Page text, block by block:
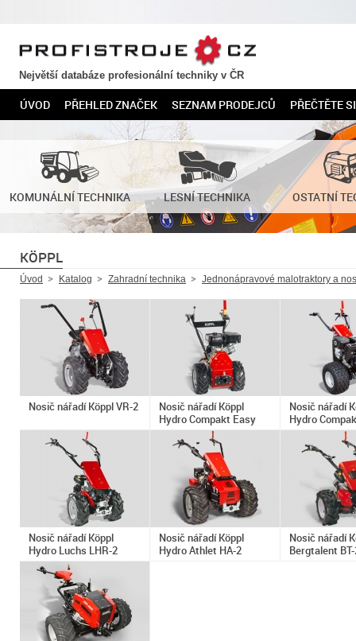
PROFISTROJE.CZ
Největší databáze profesionální techniky v ČR
ÚVOD PŘEHLED ZNAČEK SEZNAM PRODEJCŮ PŘEČTĚTE SI
KOMUNÁLNÍ TECHNIKA LESNÍ TECHNIKA OSTATNÍ
KÖPPL
Úvod Katalog Zahradní technika Jednonápravové malotraktory a
Nosič nářadí Köppl VR-2
Nosič nářadí Köppl
Hydro Compakt Easy
Nosič nářadí
Hydro
Nosič nářadí Köppl
Hydro Luchs LHR-2
Nosič nářadí Köppl
Hydro Athlet HA-2
Nosič nářadí
Bergtalent